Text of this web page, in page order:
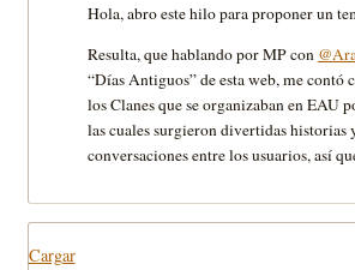
Hola, abro este hilo para proponer un
Resulta, que hablando por MP con
“Días Antiguos” de esta web, me contó
los Clanes que se organizaban en EAU
las cuales surgieron divertidas historias
conversaciones entre los usuarios, así
Cargar